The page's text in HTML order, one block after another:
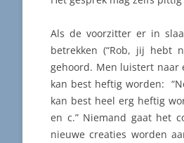
Als de voorzitter er in
betrekken (“Rob, jij hebt
gehoord. Men luistert naar
kan best heftig worden:
kan best heel erg heftig
en c.” Niemand gaat het
nieuwe creaties worden